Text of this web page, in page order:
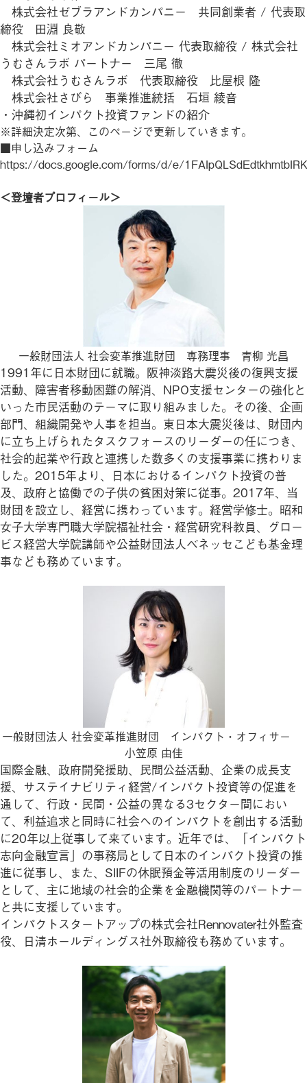
株式会社ゼブラアンドカンパニー 共同創業者 / 代表取
締役 田淵 良敬
株式会社ミオアンドカンパニー 代表取締役 / 株式会社
うむさんラボ パートナー 三尾 徹
株式会社うむさんラボ 代表取締役 比屋根 隆
株式会社さびら 事業推進統括 石垣 綾音
・沖縄初インパクト投資ファンドの紹介
※詳細決定次第、このページで更新していきます。
■申し込みフォーム
https://docs.google.com/forms/d/e/
＜登壇者プロフィール＞
一般財団法人 社会変革推進財団 専務理事 青柳 光昌
1991年に日本財団に就職。阪神淡路大震災後の復興支援
活動、障害者移動困難の解消、NPO支援センターの強化と
いった市民活動のテーマに取り組みました。その後、企画
部門、組織開発や人事を担当。東日本大震災後は、財団内
に立ち上げられたタスクフォースのリーダーの任につき、
社会的起業や行政と連携した数多くの支援事業に携わりま
した。2015年より、日本におけるインパクト投資の普
及、政府と協働での子供の貧困対策に従事。2017年、当
財団を設立し、経営に携わっています。経営学修士。昭和
女子大学専門職大学院福祉社会・経営研究科教員、グロー
ビス経営大学院講師や公益財団法人ベネッセこども基金理
事なども務めています。
一般財団法人 社会変革推進財団 インパクト・オフィサー
小笠原 由佳
国際金融、政府開発援助、民間公益活動、企業の成長支
援、サステイナビリティ経営/インパクト投資等の促進を
通して、行政・民間・公益の異なる3セクター間におい
て、利益追求と同時に社会へのインパクトを創出する活動
に20年以上従事して来ています。近年では、「インパクト
志向金融宣言」の事務局として日本のインパクト投資の推
進に従事し、また、SIIFの休眠預金等活用制度のリーダー
として、主に地域の社会的企業を金融機関等のパートナー
と共に支援しています。
インパクトスタートアップの株式会社Rennovater社外監査
役、日清ホールディングス社外取締役も務めています。